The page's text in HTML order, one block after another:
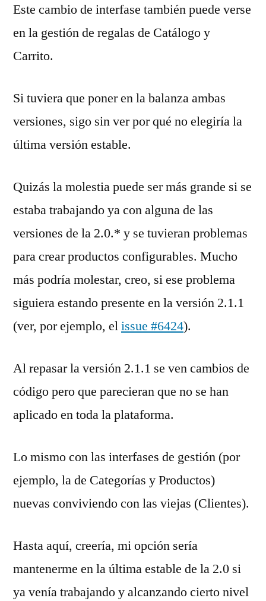
Este cambio de interfase también puede verse
en la gestión de regalas de Catálogo y
Carrito.
Si tuviera que poner en la balanza ambas
versiones, sigo sin ver por qué no elegiría la
última versión estable.
Quizás la molestia puede ser más grande si se
estaba trabajando ya con alguna de las
versiones de la 2.0.* y se tuvieran problemas
para crear productos configurables. Mucho
más podría molestar, creo, si ese problema
siguiera estando presente en la versión 2.1.1
(ver, por ejemplo, elissue #6424).
Al repasar la versión 2.1.1 se ven cambios de
código pero que parecieran que no se han
aplicado en toda la plataforma.
Lo mismo con las interfases de gestión (por
ejemplo, la de Categorías y Productos)
nuevas conviviendo con las viejas (Clientes).
Hasta aquí, creería, mi opción sería
mantenerme en la última estable de la 2.0 si
ya venía trabajando y alcanzando cierto nivel